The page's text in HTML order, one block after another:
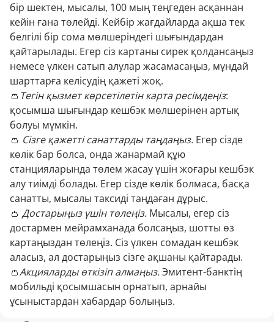
бір шектен, мысалы, 100 мың теңгеден асқаннан
кейін ғана төлейді. Кейбір жағдайларда ақша тек
белгілі бір сома мөлшеріндегі шығындардан
қайтарылады. Егер сіз картаны сирек қолдансаңыз
немесе үлкен сатып алулар жасамасаңыз, мұндай
шарттарға келісудің қажеті жоқ.
👛 Тегін қызмет көрсетілетін карта ресімдеңіз:
қосымша шығындар кешбэк мөлшерінен артық
болуы мүмкін.
👛 Сізге қажетті санаттарды таңдаңыз. Егер сізде
көлік бар болса, онда жанармай құю
станцияларында төлем жасау үшін жоғары кешбэк
алу тиімді болады. Егер сізде көлік болмаса, басқа
санатты, мысалы таксиді таңдаған дұрыс.
👛 Достарыңыз үшін төлеңіз. Мысалы, егер сіз
достармен мейрамханада болсаңыз, шотты өз
картаңыздан төлеңіз. Сіз үлкен сомадан кешбэк
аласыз, ал достарыңыз сізге ақшаны қайтарады.
👛Акцияларды өткізіп алмаңыз.Эмитент-банктің
мобильді қосымшасын орнатып, арнайы
ұсыныстардан хабардар болыңыз.